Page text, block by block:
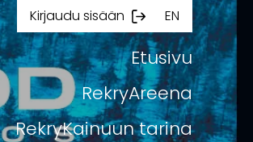
Kirjaudu sisään EN
Etusivu
RekryAreena
RekryKainuun tarina